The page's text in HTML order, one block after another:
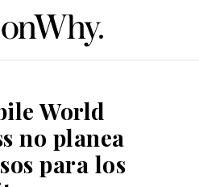
World
no planea
para los